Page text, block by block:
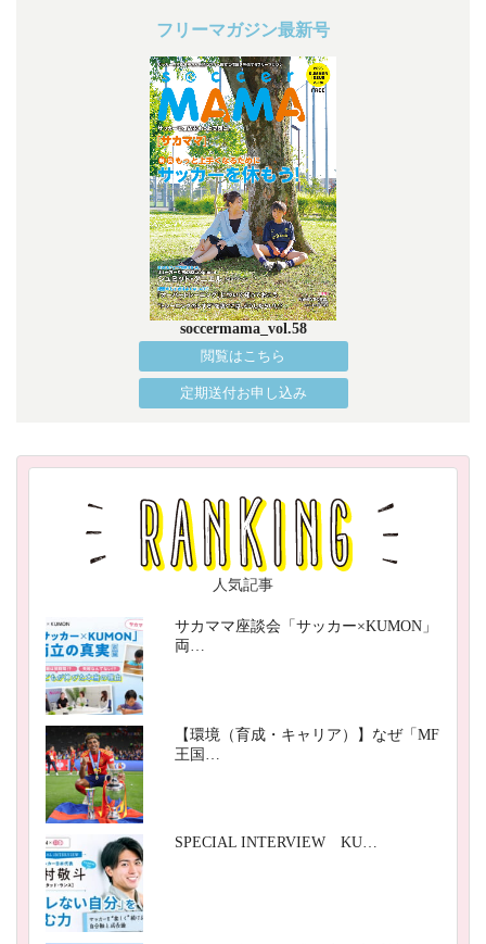
フリーマガジン最新号
soccermama_vol.58
閲覧はこちら
定期送付お申し込み
人気記事
サカママ座談会「サッカー×KUMON」
両…
【環境（育成・キャリア）】なぜ「MF
王国…
SPECIAL INTERVIEW KU…